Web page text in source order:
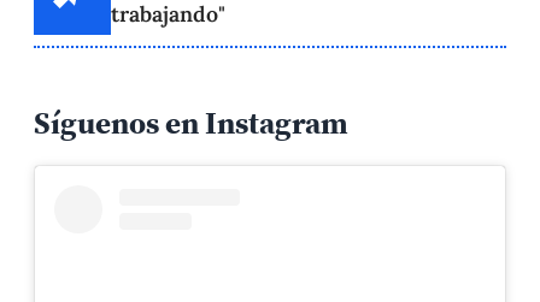
trabajando"
Síguenos en Instagram